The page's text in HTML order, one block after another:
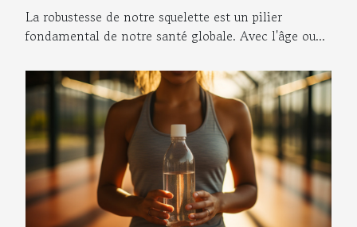
l'alimentation et l'exercice
La robustesse de notre squelette est un pilier
fondamental de notre santé globale. Avec l'âge ou...